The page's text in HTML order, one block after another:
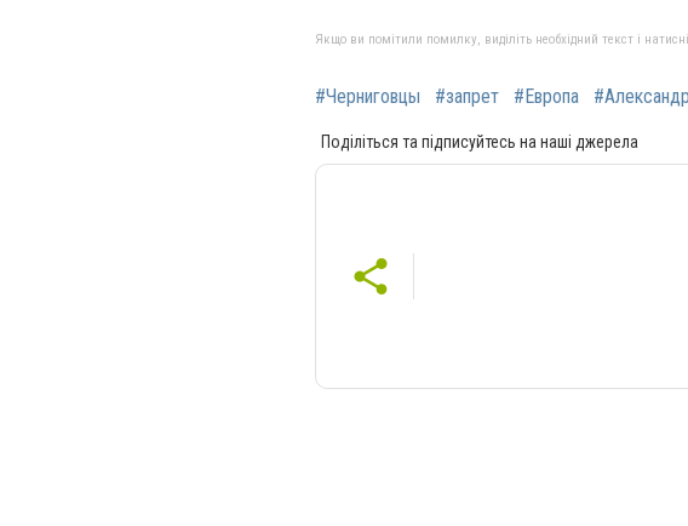
Якщо ви помітили помилку, виділіть необхідний текст і
#Черниговцы #запрет #Европа
Поділіться та підписуйтесь на наші джерела